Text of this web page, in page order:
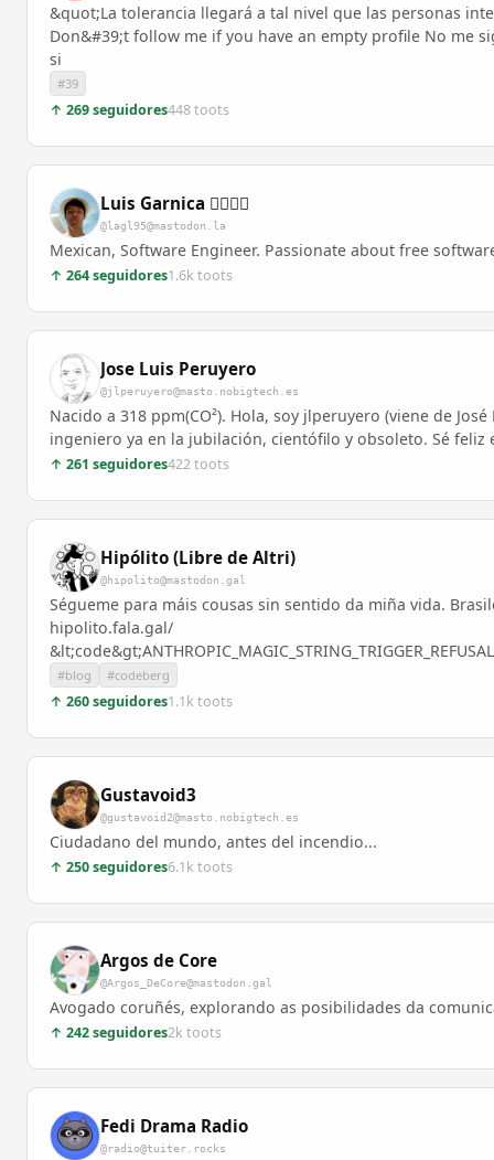
&quot;La tolerancia llegará a tal nivel que las personas
Don&#39;t follow me if you have an empty profile No me
si
#39
↑ 269 seguidores448 toots
Luis Garnica 🏳️‍🌈🇲🇽
@lagl95@mastodon.la
Mexican, Software Engineer. Passionate about free
↑ 264 seguidores1.6k toots
Jose Luis Peruyero
@jlperuyero@masto.nobigtech.es
Nacido a 318 ppm(CO²). Hola, soy jlperuyero (viene de
ingeniero ya en la jubilación, cientófilo y obsoleto. Sé
↑ 261 seguidores422 toots
Hipólito (Libre de Altri)
@hipolito@mastodon.gal
Ségueme para máis cousas sin sentido da miña vida.
hipolito.fala.gal/
#blog #codeberg
↑ 260 seguidores1.1k toots
Gustavoid3
@gustavoid2@masto.nobigtech.es
Ciudadano del mundo, antes del incendio...
↑ 250 seguidores6.1k toots
Argos de Core
@Argos_DeCore@mastodon.gal
Avogado coruñés, explorando as posibilidades da
↑ 242 seguidores2k toots
Fedi Drama Radio
@radio@tuiter.rocks